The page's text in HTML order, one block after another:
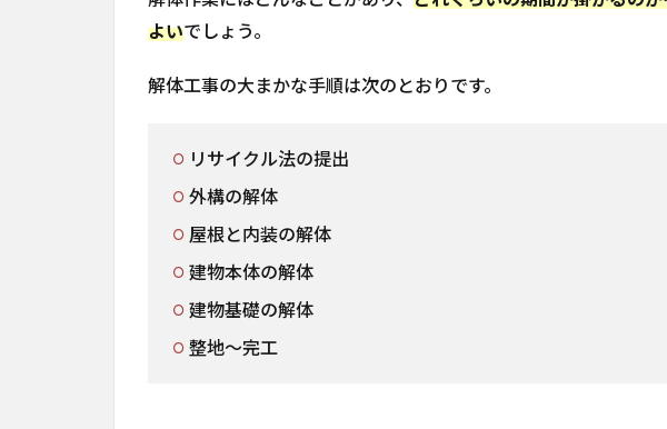
よいでしょう。
解体工事の大まかな手順は次のとおりです。
リサイクル法の提出
外構の解体
屋根と内装の解体
建物本体の解体
建物基礎の解体
整地～完工